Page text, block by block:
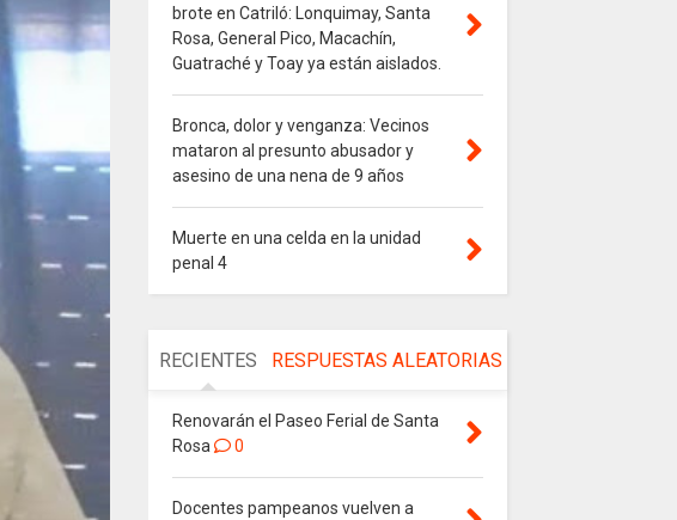
brote en Catriló: Lonquimay, Santa
Rosa, General Pico, Macachín,
Guatraché y Toay ya están aislados.
Bronca, dolor y venganza: Vecinos
mataron al presunto abusador y
asesino de una nena de 9 años
Muerte en una celda en la unidad
penal 4
RECIENTES RESPUESTAS ALEATORIAS
Renovarán el Paseo Ferial de Santa
Rosa
0
Docentes pampeanos vuelven a